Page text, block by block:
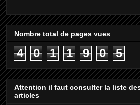
Nombre total de pages vues
4 0 1 1 9 0 5
Attention il faut consulter la liste
articles